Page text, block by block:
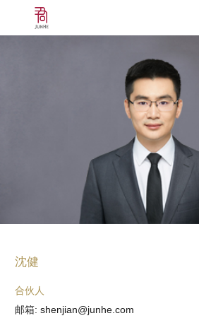
沈健
合伙人
邮箱: shenjian@junhe.com